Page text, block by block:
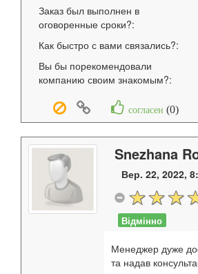
Заказ был выполнен в
оговоренные сроки?:
Как быстро с вами связались?:
Вы бы порекомендовали
компанию своим знакомым?:
согласен (0)
Snezhana
Вер. 22, 2022,
Відмінно
Менеджер дуже
та надав